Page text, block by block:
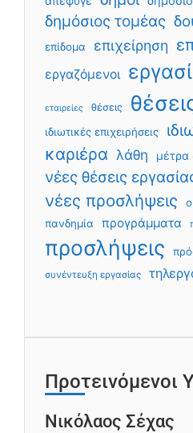
δημόσιος τομέας
επίδομα επιχείρηση
εργαζόμενοι
εταιρείες θέσεις
ιδιωτικές επιχειρήσεις
καριέρα λάθη μέτρα
νέες θέσεις
νέες προσλήψεις
πανδημία
προγράμματα
προσλήψεις
συνέντευξη εργασίας
Προτεινόμενοι
Νικόλαος Σέχας